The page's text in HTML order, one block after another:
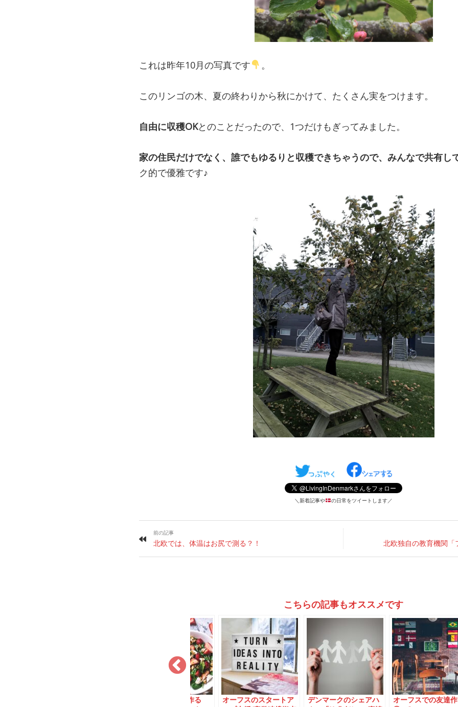
これは昨年10月の写真です 。
このリンゴの木、夏の終わりから秋にかけて、たくさん実をつけます。
自由に収穫OKとのことだったので、1つだけもぎってみました。
家の住民だけでなく、誰でもゆるりと収穫できちゃうので、みんなで共有し
ク的で優雅です♪
＼新着記事や の日常をツイートします／
前の記事
北欧では、体温はお尻で測る？！ 北欧独自の教育機関「
こちらの記事もオススメです
オーフスのスタートア
デンマークのシェアハ
オーフスでの友達作り
外国での友達コミュ